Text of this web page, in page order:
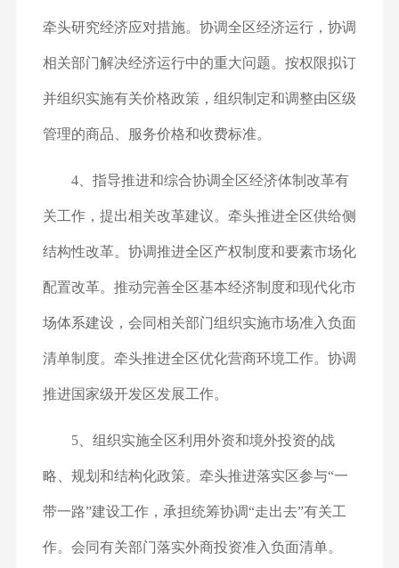
牵头研究经济应对措施。协调全区经济运行，协调
相关部门解决经济运行中的重大问题。按权限拟订
并组织实施有关价格政策，组织制定和调整由区级
管理的商品、服务价格和收费标准。
4、指导推进和综合协调全区经济体制改革有
关工作，提出相关改革建议。牵头推进全区供给侧
结构性改革。协调推进全区产权制度和要素市场化
配置改革。推动完善全区基本经济制度和现代化市
场体系建设，会同相关部门组织实施市场准入负面
清单制度。牵头推进全区优化营商环境工作。协调
推进国家级开发区发展工作。
5、组织实施全区利用外资和境外投资的战
略、规划和结构化政策。牵头推进落实区参与“一
带一路”建设工作，承担统筹协调“走出去”有关工
作。会同有关部门落实外商投资准入负面清单。